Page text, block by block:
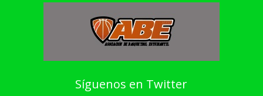
Síguenos en Twitter